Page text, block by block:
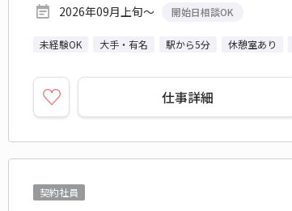
2026年09月上旬～
開始日相談OK
未経験OK 大手・有名 駅から5分 休憩室あり
仕事詳細
契約社員